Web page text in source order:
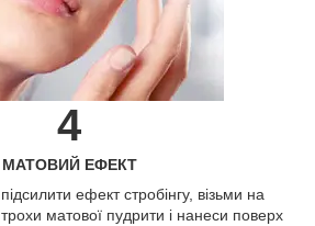
4
МАТОВИЙ ЕФЕКТ
ефект стробінгу, візьми на
матової пудрити і нанеси поверх